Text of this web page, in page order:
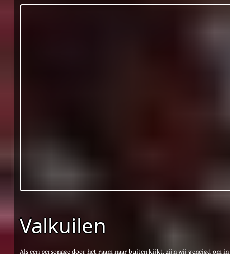
Valkuilen
Als een personage door het raam naar buiten kijkt, zijn wij geneigd om